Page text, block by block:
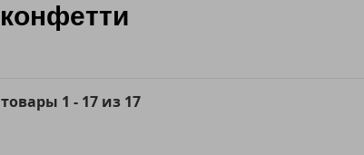
конфетти
товары 1 - 17 из 17